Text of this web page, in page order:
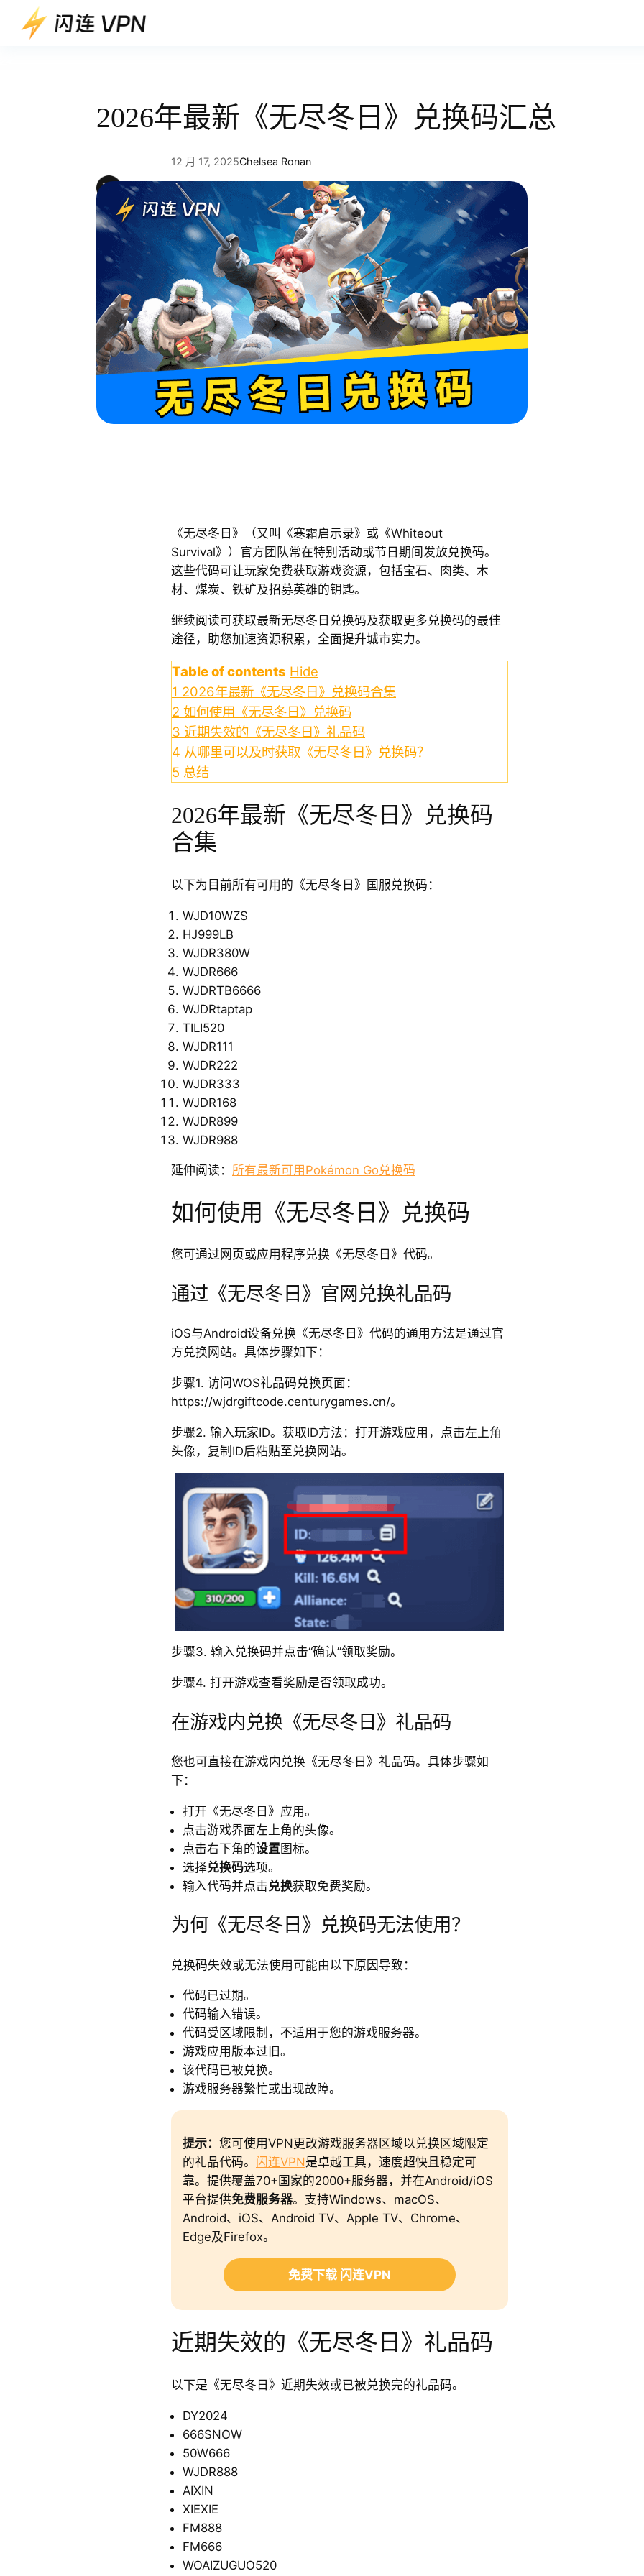
2026年最新《无尽冬日》兑换码汇总
12 月 17, 2025Chelsea Ronan
《无尽冬日》（又叫《寒霜启示录》或《Whiteout
Survival》）官方团队常在特别活动或节日期间发放兑换码。
这些代码可让玩家免费获取游戏资源，包括宝石、肉类、木
材、煤炭、铁矿及招募英雄的钥匙。
继续阅读可获取最新无尽冬日兑换码及获取更多兑换码的最佳
途径，助您加速资源积累，全面提升城市实力。
Table of contents Hide
1 2026年最新《无尽冬日》兑换码合集
2 如何使用《无尽冬日》兑换码
3 近期失效的《无尽冬日》礼品码
4 从哪里可以及时获取《无尽冬日》兑换码？
5 总结
2026年最新《无尽冬日》兑换码
合集
以下为目前所有可用的《无尽冬日》国服兑换码：
WJD10WZS
HJ999LB
WJDR380W
WJDR666
WJDRTB6666
WJDRtaptap
TILI520
WJDR111
WJDR222
WJDR333
WJDR168
WJDR899
WJDR988
延伸阅读： 所有最新可用Pokémon Go兑换码
如何使用《无尽冬日》兑换码
您可通过网页或应用程序兑换《无尽冬日》代码。
通过《无尽冬日》官网兑换礼品码
iOS与Android设备兑换《无尽冬日》代码的通用方法是通过官
方兑换网站。具体步骤如下：
步骤1. 访问WOS礼品码兑换页面：
https://wjdrgiftcode.centurygames.cn/。
步骤2. 输入玩家ID。获取ID方法：打开游戏应用，点击左上角
头像，复制ID后粘贴至兑换网站。
步骤3. 输入兑换码并点击“确认”领取奖励。
步骤4. 打开游戏查看奖励是否领取成功。
在游戏内兑换《无尽冬日》礼品码
您也可直接在游戏内兑换《无尽冬日》礼品码。具体步骤如
下：
打开《无尽冬日》应用。
点击游戏界面左上角的头像。
点击右下角的设置图标。
选择兑换码选项。
输入代码并点击兑换获取免费奖励。
为何《无尽冬日》兑换码无法使用？
兑换码失效或无法使用可能由以下原因导致：
代码已过期。
代码输入错误。
代码受区域限制，不适用于您的游戏服务器。
游戏应用版本过旧。
该代码已被兑换。
游戏服务器繁忙或出现故障。
提示： 您可使用VPN更改游戏服务器区域以兑换区域限定
的礼品代码。 闪连VPN是卓越工具，速度超快且稳定可
靠。提供覆盖70+国家的2000+服务器，并在Android/iOS
平台提供免费服务器。支持Windows、macOS、
Android、iOS、Android TV、Apple TV、Chrome、
Edge及Firefox。
免费下载 闪连VPN
近期失效的《无尽冬日》礼品码
以下是《无尽冬日》近期失效或已被兑换完的礼品码。
DY2024
666SNOW
50W666
WJDR888
AIXIN
XIEXIE
FM888
FM666
WOAIZUGUO520